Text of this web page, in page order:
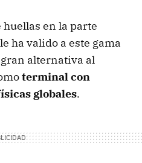
en la parte
ha valido a este gama
alternativa al
terminal con
globales.